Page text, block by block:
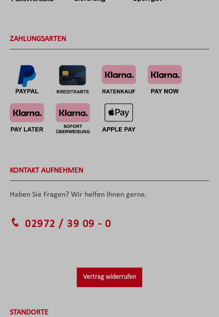
ZAHLUNGSARTEN
KONTAKT AUFNEHMEN
Haben Sie Fragen? Wir helfen Ihnen gerne.
02972 / 39 09 - 0
Vertrag widerrufen
STANDORTE